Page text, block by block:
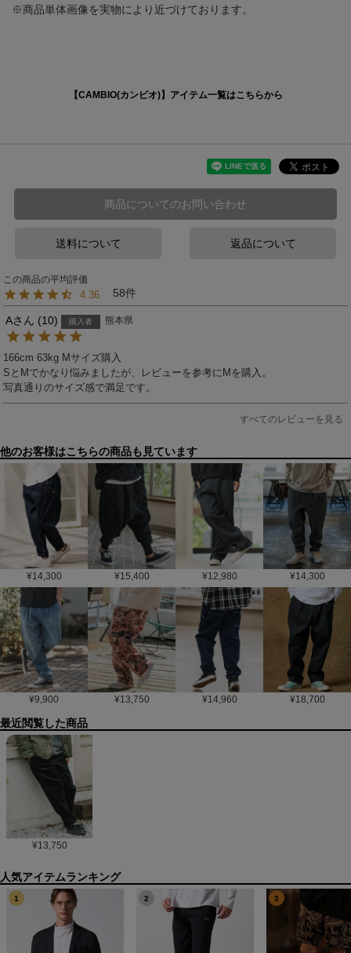
※商品単体画像を実物により近づけております。
【CAMBIO(カンビオ)】アイテム一覧はこちらから
商品についてのお問い合わせ
送料について 返品について
4.36 58
A 10 購入者 熊本県
166cm 63kg Mサイズ購入
SとMでかなり悩みましたが、レビューを参考にMを購入。
写真通りのサイズ感で満足です。
すべてのレビューを見る
他のお客様はこちらの商品も見ています
¥14,300 ¥15,400 ¥12,980 ¥14,300
¥9,900 ¥13,750 ¥14,960 ¥18,700
最近閲覧した商品
¥13,750
1 2 3